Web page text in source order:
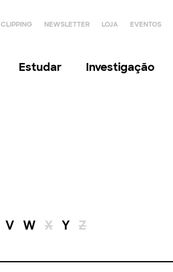
CLIPPING NEWSLETTER LOJA EVENTOS
Estudar Investigação
V W X Y Z